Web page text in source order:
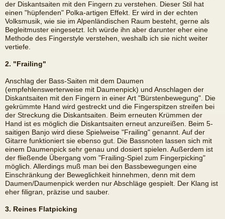
der Diskantsaiten mit den Fingern zu verstehen. Dieser Stil hat
einen "hüpfenden" Polka-artigen Effekt. Er wird in der echten
Volksmusik, wie sie im Alpenländischen Raum besteht, gerne als
Begleitmuster eingesetzt. Ich würde ihn aber darunter eher eine
Methode des Fingerstyle verstehen, weshalb ich sie nicht weiter
vertiefe.
2. "Frailing"
Anschlag der Bass-Saiten mit dem Daumen
(empfehlenswerterweise mit Daumenpick) und Anschlagen der
Diskantsaiten mit den Fingern in einer Art "Bürstenbewegung". Die
gekrümmte Hand wird gestreckt und die Fingerspitzen streifen bei
der Streckung die Diskantsaiten. Beim erneuten Krümmen der
Hand ist es möglich die Diskantsaiten erneut anzureißen. Beim 5-
saitigen Banjo wird diese Spielweise "Frailing" genannt. Auf der
Gitarre funktioniert sie ebenso gut. Die Bassnoten lassen sich mit
einem Daumenpick sehr genau und dosiert spielen. Außerdem ist
der fließende Übergang vom "Frailing-Spiel zum Fingerpicking"
möglich. Allerdings muß man bei den Bassbewegungen eine
Einschränkung der Beweglichkeit hinnehmen, denn mit dem
Daumen/Daumenpick werden nur Abschläge gespielt. Der Klang ist
eher filigran, präzise und sauber.
3. Reines Flatpicking